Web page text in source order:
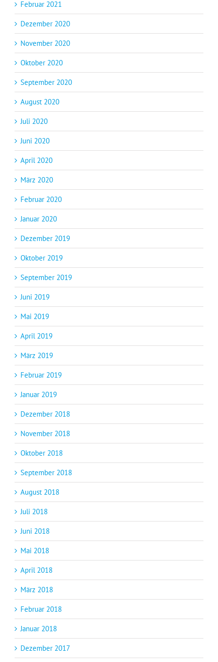
Februar 2021
Dezember 2020
November 2020
Oktober 2020
September 2020
August 2020
Juli 2020
Juni 2020
April 2020
März 2020
Februar 2020
Januar 2020
Dezember 2019
Oktober 2019
September 2019
Juni 2019
Mai 2019
April 2019
März 2019
Februar 2019
Januar 2019
Dezember 2018
November 2018
Oktober 2018
September 2018
August 2018
Juli 2018
Juni 2018
Mai 2018
April 2018
März 2018
Februar 2018
Januar 2018
Dezember 2017